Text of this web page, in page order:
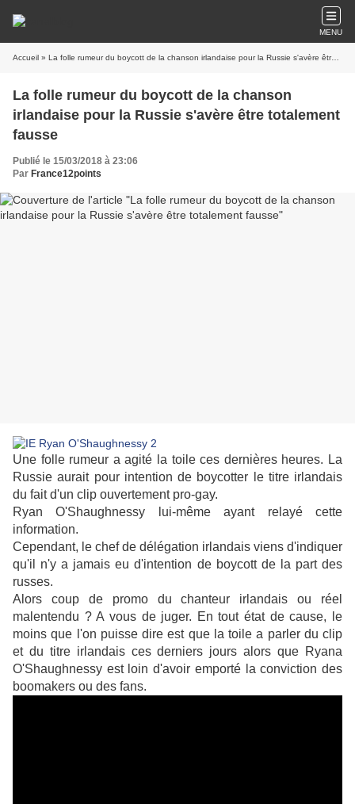
MENU
Accueil » La folle rumeur du boycott de la chanson irlandaise pour la Russie s'avère être totalement fausse
La folle rumeur du boycott de la chanson
irlandaise pour la Russie s'avère être totalement
fausse
Publié le 15/03/2018 à 23:06
Par France12points
Une folle rumeur a agité la toile ces dernières heures. La
Russie aurait pour intention de boycotter le titre irlandais
du fait d'un clip ouvertement pro-gay.
Ryan O'Shaughnessy lui-même ayant relayé cette
information.
Cependant, le chef de délégation irlandais viens d'indiquer
qu'il n'y a jamais eu d'intention de boycott de la part des
russes.
Alors coup de promo du chanteur irlandais ou réel
malentendu ? A vous de juger. En tout état de cause, le
moins que l'on puisse dire est que la toile a parler du clip
et du titre irlandais ces derniers jours alors que Ryana
O'Shaughnessy est loin d'avoir emporté la conviction des
boomakers ou des fans.